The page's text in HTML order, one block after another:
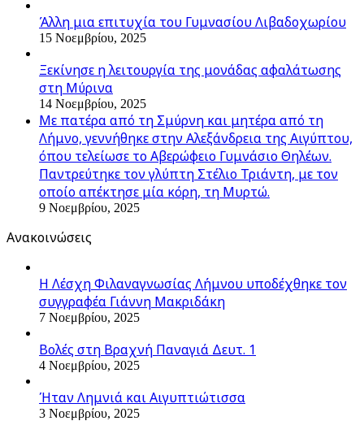
Άλλη μια επιτυχία του Γυμνασίου Λιβαδοχωρίου
15 Νοεμβρίου, 2025
Ξεκίνησε η λειτουργία της μονάδας αφαλάτωσης
στη Μύρινα
14 Νοεμβρίου, 2025
Με πατέρα από τη Σμύρνη και μητέρα από τη
Λήμνο, γεννήθηκε στην Αλεξάνδρεια της Αιγύπτου,
όπου τελείωσε το Αβερώφειο Γυμνάσιο Θηλέων.
Παντρεύτηκε τον γλύπτη Στέλιο Τριάντη, με τον
οποίο απέκτησε μία κόρη, τη Μυρτώ.
9 Νοεμβρίου, 2025
Ανακοινώσεις
Η Λέσχη Φιλαναγνωσίας Λήμνου υποδέχθηκε τον
συγγραφέα Γιάννη Μακριδάκη
7 Νοεμβρίου, 2025
Βολές στη Βραχνή Παναγιά Δευτ. 1
4 Νοεμβρίου, 2025
Ήταν Λημνιά και Αιγυπτιώτισσα
3 Νοεμβρίου, 2025